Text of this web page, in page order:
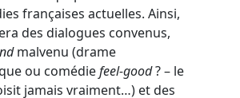
françaises actuelles. Ainsi,
des dialogues convenus,
malvenu (drame
ou comédiefeel-good? – le
jamais vraiment…) et des